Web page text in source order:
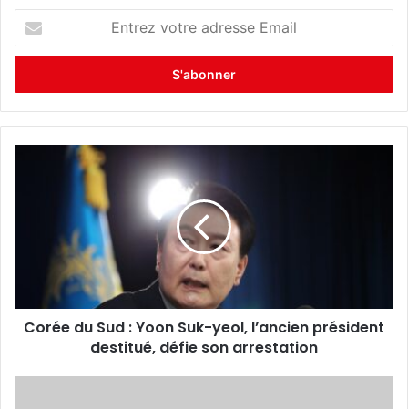
t
e
z
s
Corée du Sud : Yoon Suk-yeol, l’ancien président
destitué, défie son arrestation